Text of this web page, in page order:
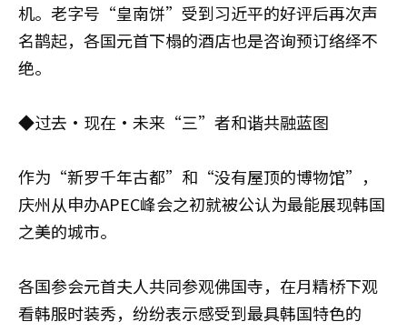
机。老字号“皇南饼”受到习近平的好评后再次声
名鹊起，各国元首下榻的酒店也是咨询预订络绎不
绝。
◆过去·现在·未来“三”者和谐共融蓝图
作为“新罗千年古都”和“没有屋顶的博物馆”，
庆州从申办APEC峰会之初就被公认为最能展现韩国
之美的城市。
各国参会元首夫人共同参观佛国寺，在月精桥下观
看韩服时装秀，纷纷表示感受到最具韩国特色的